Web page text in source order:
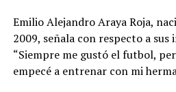
Emilio Alejandro Araya Roja,
2009, señala con respecto a
“Siempre me gustó el futbol,
empecé a entrenar con mi